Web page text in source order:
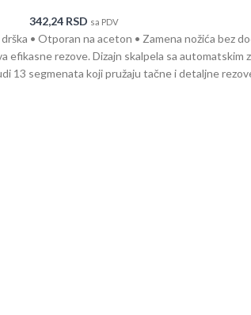
342,24 RSD sa PDV
• Otporan na aceton • Zamena nožića bez
efikasne rezove. Dizajn skalpela sa
13 segmenata koji pružaju tačne i detaljne